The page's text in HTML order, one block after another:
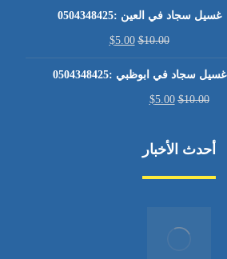
غسيل سجاد في العين :0504348425
$10.00
$5.00
غسيل سجاد في ابوظبي :0504348425
$10.00
$5.00
أحدث الأخبار